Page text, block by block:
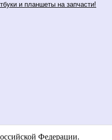
и планшеты на запчасти!
Федерации.